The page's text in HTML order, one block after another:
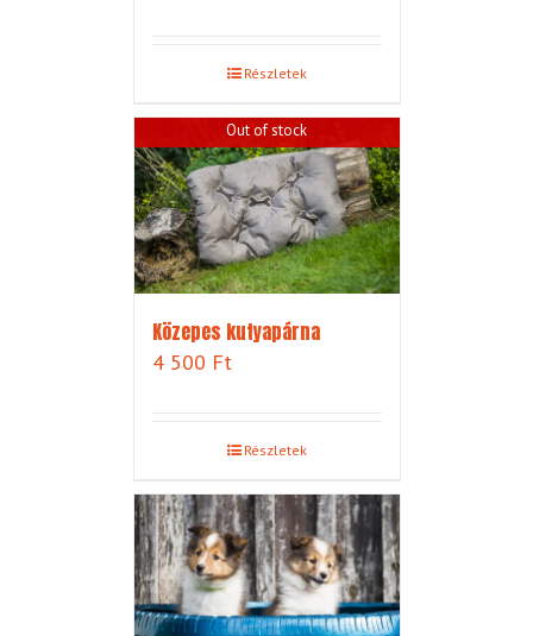
Részletek
Out of stock
Közepes kutyapárna
4 500 Ft
Részletek